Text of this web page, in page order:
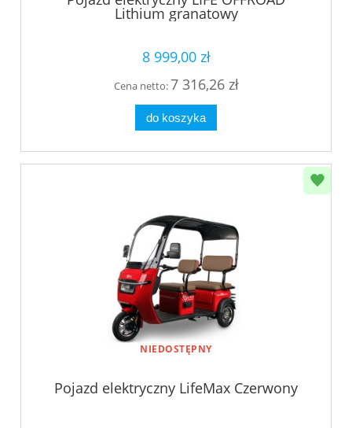
Lithium granatowy
8 999,00 zł
Cena netto:7 316,26 zł
do koszyka
NIEDOSTĘPNY
Pojazd elektryczny LifeMax Czerwony